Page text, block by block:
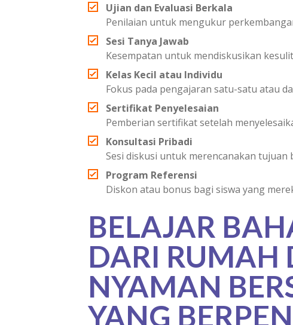
Ujian dan Evaluasi Berkala
Penilaian untuk mengukur
Sesi Tanya Jawab
Kesempatan untuk mendiskusikan
Kelas Kecil atau Individu
Fokus pada pengajaran satu-satu atau
Sertifikat Penyelesaian
Pemberian sertifikat setelah
Konsultasi Pribadi
Sesi diskusi untuk merencanakan tujuan
Program Referensi
Diskon atau bonus bagi siswa yang
BELAJAR
DARI RUMAH
NYAMAN
YANG